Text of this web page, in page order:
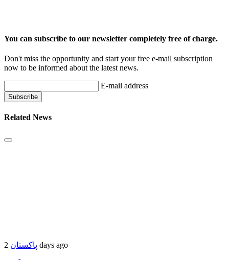
You can subscribe to our newsletter completely free of charge.
Don't miss the opportunity and start your free e-mail subscription
now to be informed about the latest news.
E-mail address
Related News
پاکستان 2 days ago